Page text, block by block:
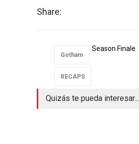
Share:
Gotham
Season Finale
RECAPS
Quizás te pueda interesar...